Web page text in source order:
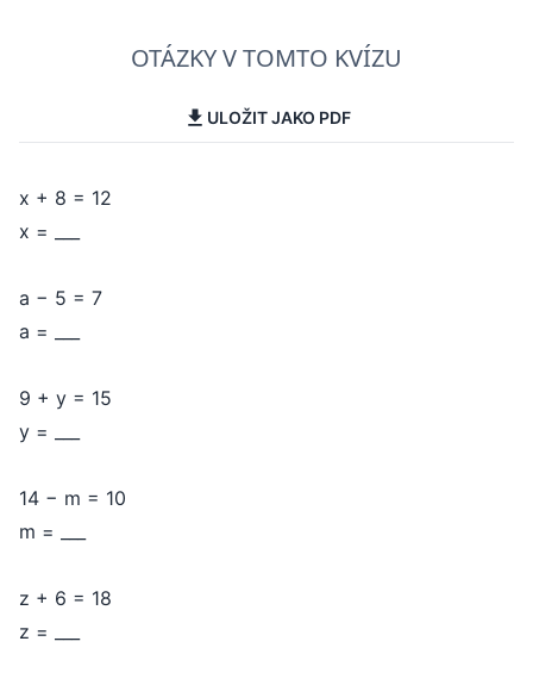
OTÁZKY V TOMTO KVÍZU
ULOŽIT JAKO PDF
x + 8 = 12
x = ___
a − 5 = 7
a = ___
9 + y = 15
y = ___
14 − m = 10
m = ___
z + 6 = 18
z = ___